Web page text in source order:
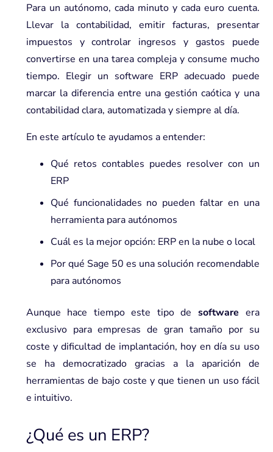
Para un autónomo, cada minuto y cada euro cuenta.
Llevar la contabilidad, emitir facturas, presentar
impuestos y controlar ingresos y gastos puede
convertirse en una tarea compleja y consume mucho
tiempo. Elegir un software ERP adecuado puede
marcar la diferencia entre una gestión caótica y una
contabilidad clara, automatizada y siempre al día.
En este artículo te ayudamos a entender:
Qué retos contables puedes resolver con un
ERP
Qué funcionalidades no pueden faltar en una
herramienta para autónomos
Cuál es la mejor opción: ERP en la nube o local
Por qué Sage 50 es una solución recomendable
para autónomos
Aunque hace tiempo este tipo desoftware era
exclusivo para empresas de gran tamaño por su
coste y dificultad de implantación, hoy en día su uso
se ha democratizado gracias a la aparición de
herramientas de bajo coste y que tienen un uso fácil
e intuitivo.
¿Qué es un ERP?